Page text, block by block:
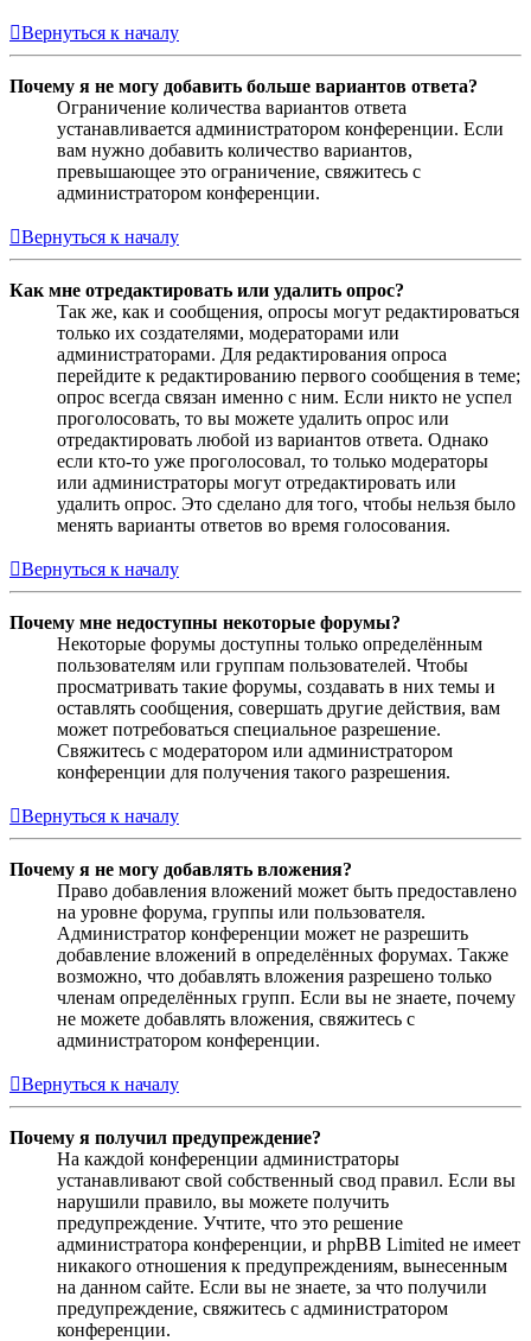
Вернуться к началу
Почему я не могу добавить больше вариантов ответа?
Ограничение количества вариантов ответа
устанавливается администратором конференции. Если
вам нужно добавить количество вариантов,
превышающее это ограничение, свяжитесь с
администратором конференции.
Вернуться к началу
Как мне отредактировать или удалить опрос?
Так же, как и сообщения, опросы могут редактироваться
только их создателями, модераторами или
администраторами. Для редактирования опроса
перейдите к редактированию первого сообщения в теме;
опрос всегда связан именно с ним. Если никто не успел
проголосовать, то вы можете удалить опрос или
отредактировать любой из вариантов ответа. Однако
если кто-то уже проголосовал, то только модераторы
или администраторы могут отредактировать или
удалить опрос. Это сделано для того, чтобы нельзя было
менять варианты ответов во время голосования.
Вернуться к началу
Почему мне недоступны некоторые форумы?
Некоторые форумы доступны только определённым
пользователям или группам пользователей. Чтобы
просматривать такие форумы, создавать в них темы и
оставлять сообщения, совершать другие действия, вам
может потребоваться специальное разрешение.
Свяжитесь с модератором или администратором
конференции для получения такого разрешения.
Вернуться к началу
Почему я не могу добавлять вложения?
Право добавления вложений может быть предоставлено
на уровне форума, группы или пользователя.
Администратор конференции может не разрешить
добавление вложений в определённых форумах. Также
возможно, что добавлять вложения разрешено только
членам определённых групп. Если вы не знаете, почему
не можете добавлять вложения, свяжитесь с
администратором конференции.
Вернуться к началу
Почему я получил предупреждение?
На каждой конференции администраторы
устанавливают свой собственный свод правил. Если вы
нарушили правило, вы можете получить
предупреждение. Учтите, что это решение
администратора конференции, и phpBB Limited не имеет
никакого отношения к предупреждениям, вынесенным
на данном сайте. Если вы не знаете, за что получили
предупреждение, свяжитесь с администратором
конференции.